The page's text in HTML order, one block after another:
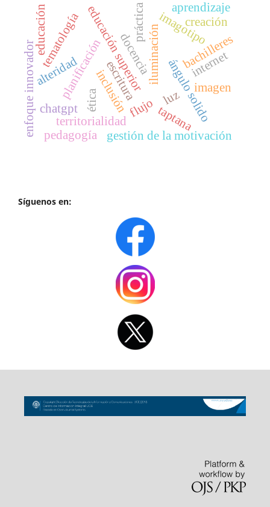
luz
iluminación
flujo ángulo solido
bachilleres
educación superior
inclusión
territorialidad taptana
planificación
gestión de la motivación
alteridad
imagotipo
imagen
tematología
aprendizaje
enfoque innovador ética
chatgpt
creación
educación
escritura
docencia
pedagogía
práctica
internet
Síguenos en: